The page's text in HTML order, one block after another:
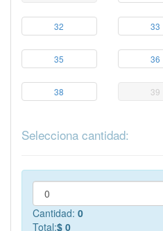
32 33
35 36
38 39
Selecciona cantidad:
Cantidad: 0
Total:$ 0